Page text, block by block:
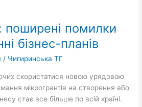
поширені помилки
бізнес-планів
/ Чигиринська ТГ
скористатися новою урядовою
мікрогрантів на створення або
стає все більше по всій країні.